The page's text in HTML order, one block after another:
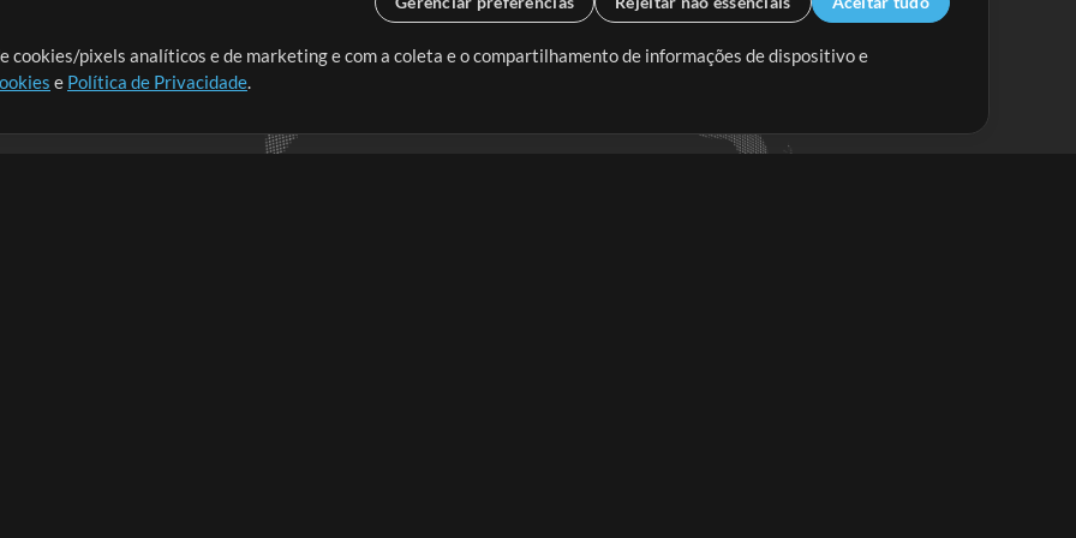
o mundo, criando recursos
importa.
cookies/pixels analíticos e de marketing e com a coleta e o compartilhamento de informações de dispositivo e
e Política de Privacidade.